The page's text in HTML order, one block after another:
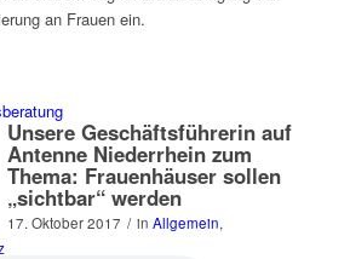
an Frauen ein.
Unsere Geschäftsführerin auf
Antenne Niederrhein zum
Thema: Frauenhäuser sollen
„sichtbar“ werden
17. Oktober 2017 / in Allgemein,